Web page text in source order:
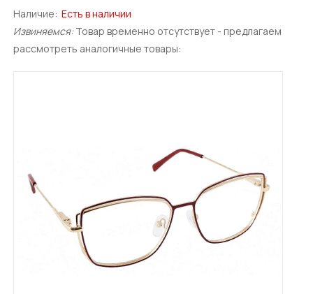
Наличие: Есть в наличии
Извиняемся: Товар временно отсутствует - предлагаем
рассмотреть аналогичные товары: